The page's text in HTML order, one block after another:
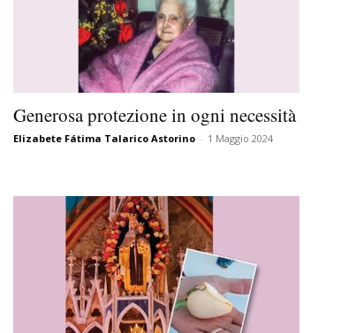
Generosa protezione in ogni necessità
Elizabete Fátima Talarico Astorino - 1 Maggio 2024